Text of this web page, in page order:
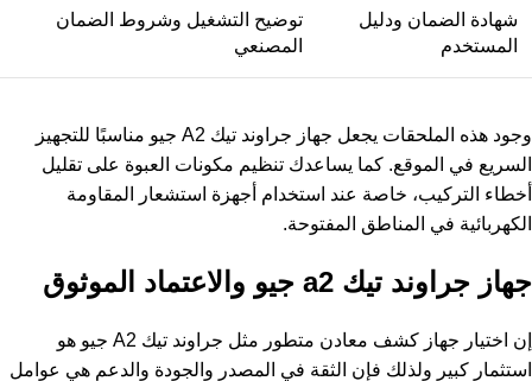
شهادة الضمان ودليل
المستخدم
توضيح التشغيل وشروط الضمان
المصنعي
وجود هذه الملحقات يجعل جهاز جراوند تيك A2 جيو مناسبًا للتجهيز
السريع في الموقع. كما يساعدك تنظيم مكونات العبوة على تقليل
أخطاء التركيب، خاصة عند استخدام أجهزة استشعار المقاومة
الكهربائية في المناطق المفتوحة.
جهاز جراوند تيك a2 جيو والاعتماد الموثوق
إن اختيار جهاز كشف معادن متطور مثل جراوند تيك A2 جيو هو
استثمار كبير ولذلك فإن الثقة في المصدر والجودة والدعم هي عوامل